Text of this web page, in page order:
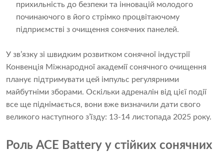
прихильність до безпеки та інновацій молодого
починаючого в його стрімко процвітаючому
підприємстві з очищення сонячних панелей.
У зв’язку зі швидким розвитком сонячної індустрії
Конвенція Міжнародної академії сонячного очищення
планує підтримувати цей імпульс регулярними
майбутніми зборами. Оскільки адреналін від цієї події
все ще піднімається, вони вже визначили дати свого
великого наступного з’їзду: 13-14 листопада 2025 року.
Роль ACE Battery у стійких сонячних